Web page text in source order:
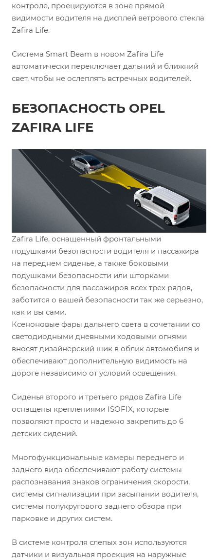
контроле, проецируются в зоне прямой
видимости водителя на дисплей ветрового стекла
Zafira Life.
Система Smart Beam в новом Zafira Life
автоматически переключает дальний и ближний
свет, чтобы не ослеплять встречных водителей.
БЕЗОПАСНОСТЬ OPEL
ZAFIRA LIFE
Zafira Life, оснащенный фронтальными
подушками безопасности водителя и пассажира
на переднем сиденье, а также боковыми
подушками безопасности или шторками
безопасности для пассажиров всех трех рядов,
заботится о вашей безопасности так же серьезно,
как и вы сами.
Ксеноновые фары дальнего света в сочетании со
светодиодными дневными ходовыми огнями
вносят дизайнерский шик в облик автомобиля и
обеспечивают дополнительную видимость на
дороге независимо от условий освещения.
Cиденья второго и третьего рядов Zafira Life
оснащены креплениями ISOFIX, которые
позволяют просто и надежно закрепить до 6
детских сидений.
Многофункциональные камеры переднего и
заднего вида обеспечивают работу системы
распознавания знаков ограничения скорости,
системы сигнализации при засыпании водителя,
системы полукругового заднего обзора при
парковке и других систем.
В системе контроля слепых зон используются
датчики и визуальная проекция на наружные